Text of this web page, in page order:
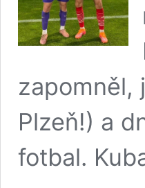
zapomněl,
Plzeň!) a
fotbal.